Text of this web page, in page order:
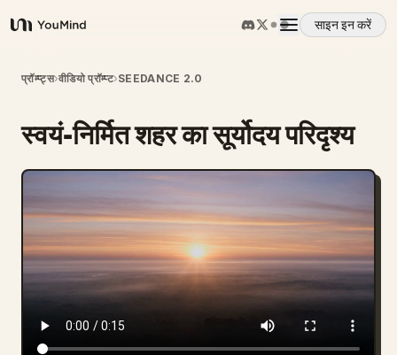
YouMind
साइन इन करें
अवलोकन
उपयोग के मामले
कौशल
प्रॉम्प्ट
मूल्य निर्धारण
प्रॉम्प्ट्स›वीडियो प्रॉम्प्ट›SEEDANCE 2.0
स्वयं-निर्मित शहर का सूर्योदय परिदृश्य